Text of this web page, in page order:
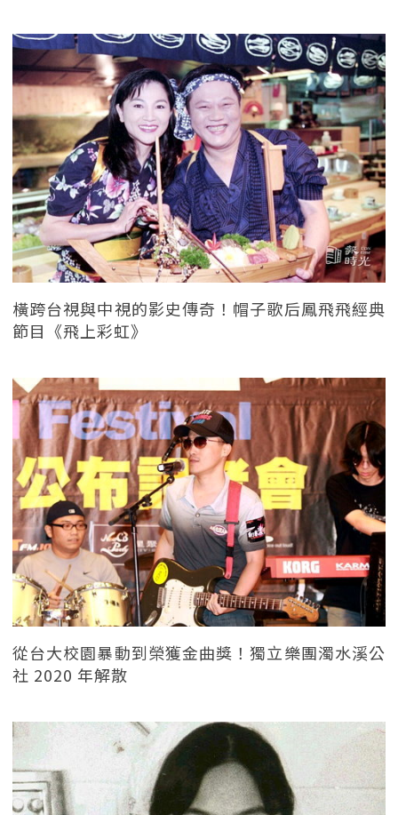
橫跨台視與中視的影史傳奇！帽子歌后鳳飛飛經典
節目《飛上彩虹》
從台大校園暴動到榮獲金曲獎！獨立樂團濁水溪公
社 2020 年解散